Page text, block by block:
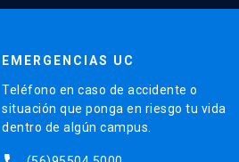
EMERGENCIAS UC
Teléfono en caso de accidente o
situación que ponga en riesgo tu vida
dentro de algún campus.